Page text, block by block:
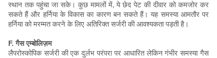
स्थान तक पहुंचा जा सके। कुछ मामलों में, ये छेद पेट की दीवार को कमजोर कर
सकते हैं और हर्निया के विकास का कारण बन सकते हैं। यह समस्या आमतौर पर
हर्निया को मरम्मत करने के लिए अतिरिक्त सर्जरी की आवश्यकता पड़ती है।
F. गैस एम्बोलिज़म
लैपरोस्कोपिक सर्जरी की एक दुर्लभ परंपरा पर आधारित लेकिन गंभीर समस्या गैस